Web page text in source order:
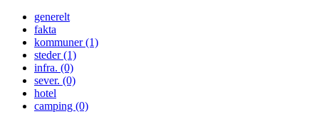
generelt
fakta
kommuner (1)
steder (1)
infra. (0)
sever. (0)
hotel
camping (0)